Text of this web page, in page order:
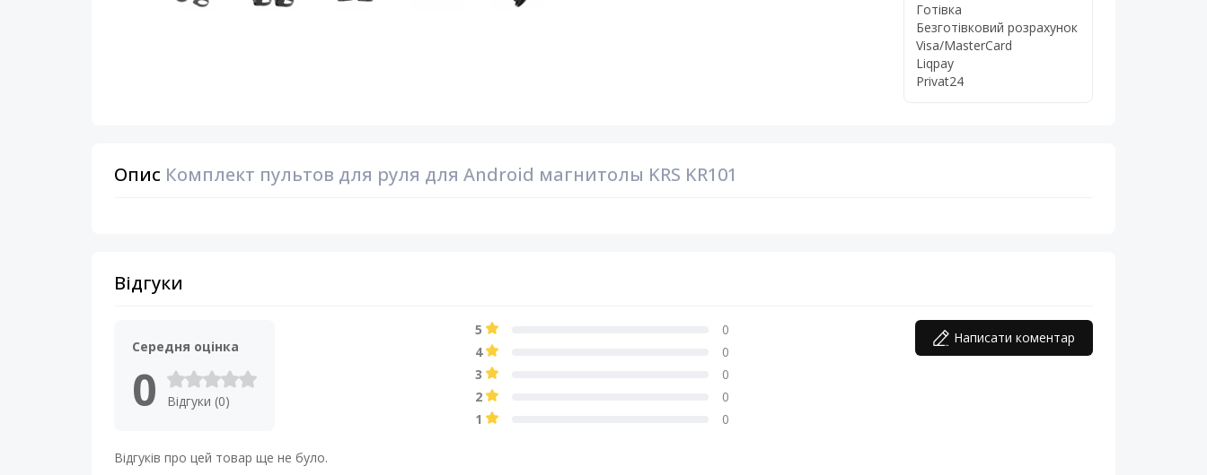
Готівка
Безготівковий розрахунок
Visa/MasterCard
Liqpay
Privat24
Опис Комплект пультов для руля для Android магнитолы KRS KR101
Відгуки
Середня оцінка
0 Відгуки (0)
5
0
4
0
3
0
2
0
1
0
Написати коментар
Відгуків про цей товар ще не було.